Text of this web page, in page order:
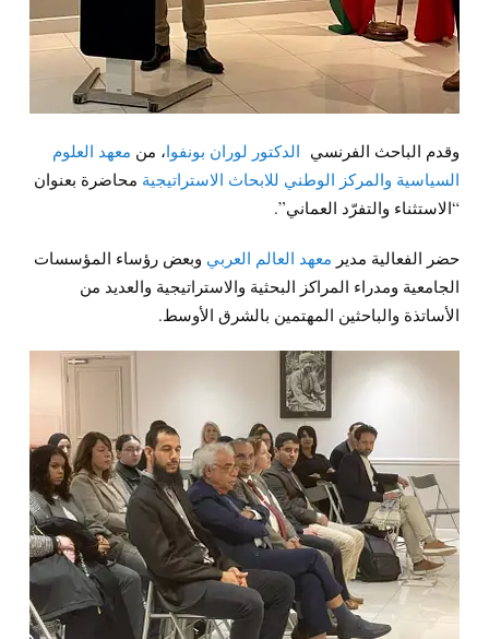
وقدم الباحث الفرنسي الدكتور لوران بونفوا، من معهد العلوم
السياسية والمركز الوطني للابحاث الاستراتيجية محاضرة بعنوان
“الاستثناء والتفرّد العماني”.
حضر الفعالية مدير معهد العالم العربي وبعض رؤساء المؤسسات
الجامعية ومدراء المراكز البحثية والاستراتيجية والعديد من
الأساتذة والباحثين المهتمين بالشرق الأوسط.